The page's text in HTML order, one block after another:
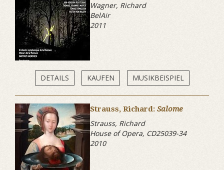
Wagner, Richard
BelAir
2011
DETAILS KAUFEN MUSIKBEISPIEL
Strauss, Richard: Salome
Strauss, Richard
House of Opera, CD25039-34
2010